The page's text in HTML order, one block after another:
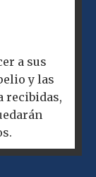
a sus
y las
recibidas,